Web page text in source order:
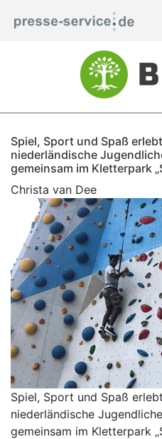
Spiel, Sport und Spaß
niederländische
gemeinsam im Kletterpark
Christa van Dee
Spiel, Sport und Spaß
niederländische
gemeinsam im Kletterpark